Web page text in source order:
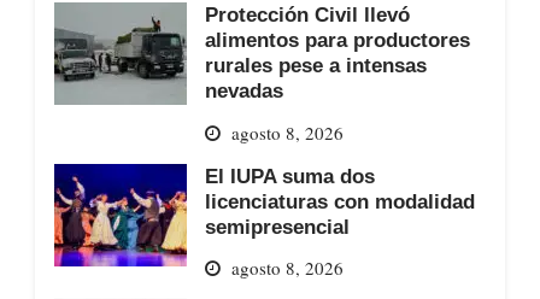
Protección Civil llevó
alimentos para productores
rurales pese a intensas
nevadas
agosto 8, 2026
El IUPA suma dos
licenciaturas con modalidad
semipresencial
agosto 8, 2026